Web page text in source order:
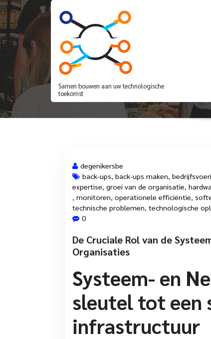
Spring
naar
de
inhoud
Samen bouwen aan uw technologische
toekomst
De Cruciale Rol
26 feb, 2025
degenikersbe
back-ups, back-ups maken,
expertise, groei van de organisatie,
, monitoren, operationele efficiëntie,
technische problemen, technologische
0
De Cruciale Rol van de
Organisaties
Systeem- en
sleutel tot een
infrastructuur